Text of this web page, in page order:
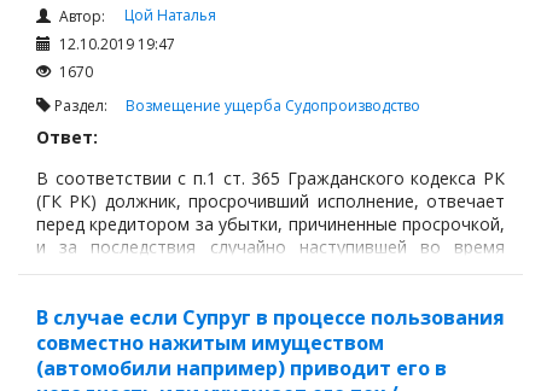
Автор:
Цой Наталья
12.10.2019 19:47
1670
Раздел: Возмещение ущерба Судопроизводство
Ответ:
В соответствии с п.1 ст. 365 Гражданского кодекса РК
(ГК РК) должник, просрочивший исполнение, отвечает
перед кредитором за убытки, причиненные просрочкой,
и за последствия случайно наступившей во время
просрочки невозможности исполнения.
В случае если Супруг в процессе пользования
совместно нажитым имуществом
(автомобили например) приводит его в